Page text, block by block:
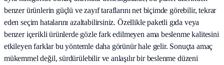
benzer ürünlerin güçlü ve zayıf taraflarını net biçimde görebilir, tekrar
eden seçim hatalarını azaltabilirsiniz. Özellikle paketli gıda veya
benzer içerikli ürünlerde gözle fark edilmeyen ama beslenme kalitesini
etkileyen farklar bu yöntemle daha görünür hale gelir. Sonuçta amaç
mükemmel değil, sürdürülebilir ve anlaşılır bir beslenme düzeni